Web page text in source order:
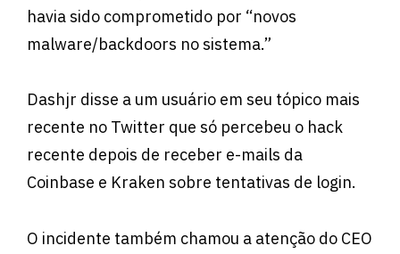
havia sido comprometido por “novos
malware/backdoors no sistema.”
Dashjr disse a um usuário em seu tópico mais
recente no Twitter que só percebeu o hack
recente depois de receber e-mails da
Coinbase e Kraken sobre tentativas de login.
O incidente também chamou a atenção do CEO